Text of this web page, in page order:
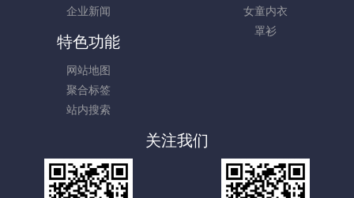
女童内衣
罩衫
企业新闻
特色功能
网站地图
聚合标签
站内搜索
关注我们